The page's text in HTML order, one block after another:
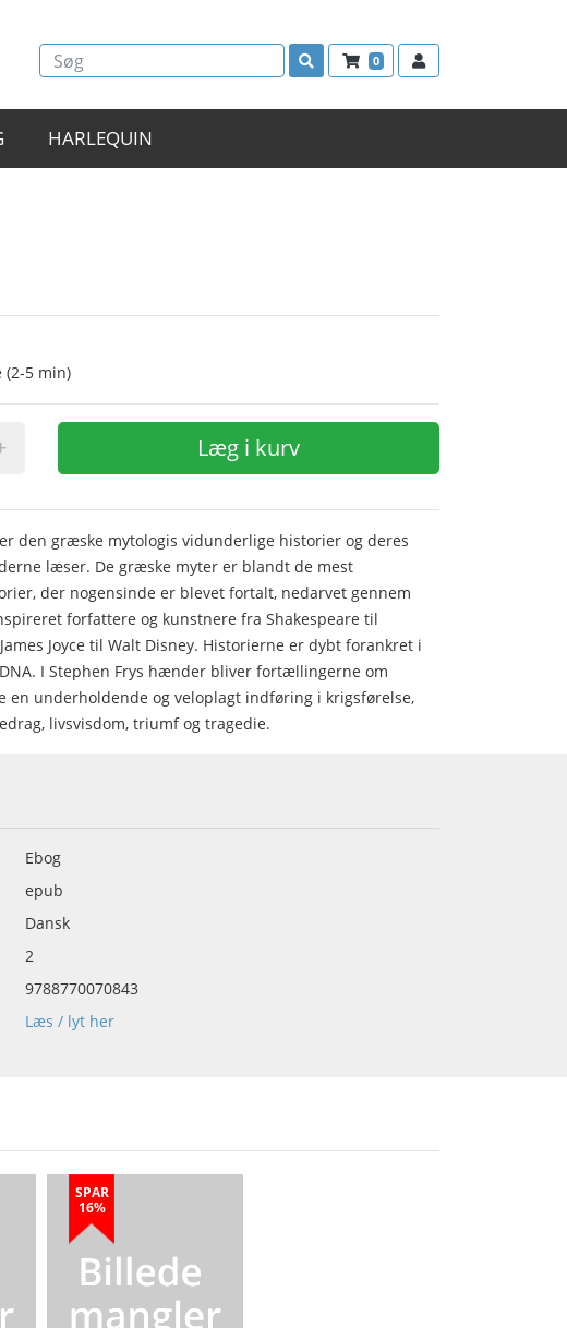
0
HARLEQUIN
(2-5 min)
Læg i kurv
den græske mytologis vidunderlige historier og deres
læser. De græske myter er blandt de mest
der nogensinde er blevet fortalt, nedarvet gennem
forfattere og kunstnere fra Shakespeare til
Joyce til Walt Disney. Historierne er dybt forankret i
I Stephen Frys hænder bliver fortællingerne om
en underholdende og veloplagt indføring i krigsførelse,
livsvisdom, triumf og tragedie.
Ebog
epub
Dansk
2
9788770070843
Læs / lyt her
SPAR
16%